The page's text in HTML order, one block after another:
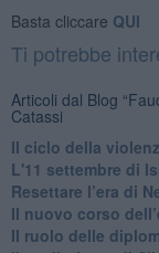
Basta cliccare QUI
Ti potrebbe
Articoli dal Blog
Catassi
Il ciclo della
L'11 settembre di
Resettare l’era di
​Il nuovo corso
Il ruolo delle